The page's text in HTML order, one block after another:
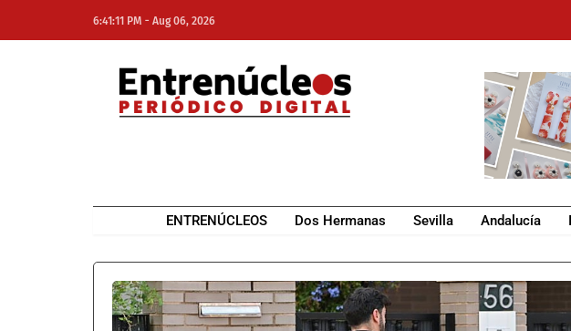
6:41:11 PM - Aug 06, 2026
ENTRENÚCLEOS Dos Hermanas Sevilla Andalucía